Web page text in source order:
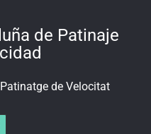
de Patinaje
de Velocitat
navegación